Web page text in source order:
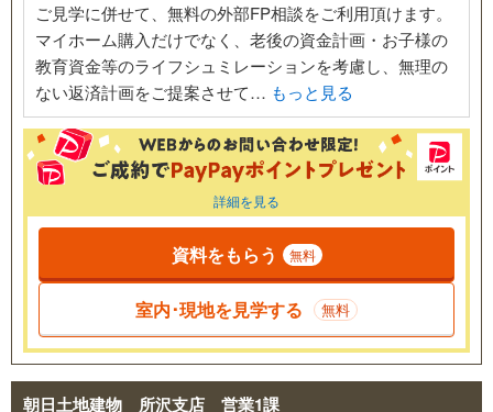
ご見学に併せて、無料の外部FP相談をご利用頂けます。
マイホーム購入だけでなく、老後の資金計画・お子様の
教育資金等のライフシュミレーションを考慮し、無理の
ない返済計画をご提案させて… もっと見る
詳細を見る
資料をもらう 無料
室内･現地を見学する 無料
朝日土地建物 所沢支店 営業1課